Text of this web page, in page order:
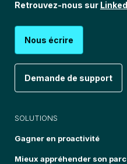
Retrouvez-nous sur
Nous écrire
Demande de support
SOLUTIONS
Gagner en proactivité
Mieux appréhender son parc